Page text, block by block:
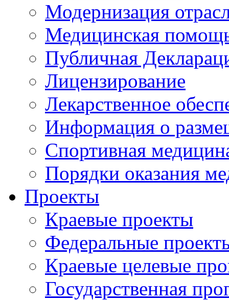
Модернизация
Медицинская
Публичная
Лицензирование
Лекарственное
Информация о
Спортивная
Порядки оказания
Проекты
Краевые проекты
Федеральные
Краевые целевые
Государственная